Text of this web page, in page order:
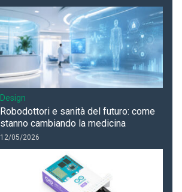
Design
Robodottori e sanità del futuro: come
stanno cambiando la medicina
12/05/2026